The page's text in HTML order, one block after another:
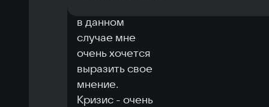
в данном
случае мне
очень хочется
выразить свое
мнение.
Кризис - очень